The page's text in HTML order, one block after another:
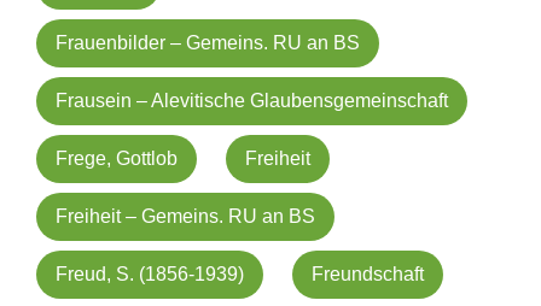
Frauenbilder – Gemeins. RU an BS
Frausein – Alevitische Glaubensgemeinschaft
Frege, Gottlob Freiheit
Freiheit – Gemeins. RU an BS
Freud, S. (1856-1939) Freundschaft